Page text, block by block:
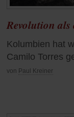
Revolution
Kolumbien hat
Camilo Torres
von Paul Kreiner